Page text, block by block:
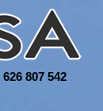
626 807 542